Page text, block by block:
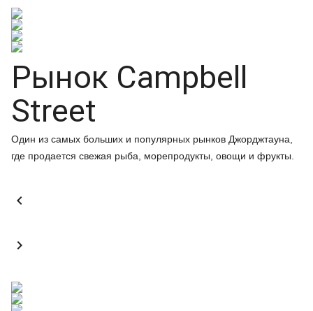
Рынок Campbell
Street
Один из самых больших и популярных рынков Джорджтауна,
где продается свежая рыба, морепродукты, овощи и фрукты.

